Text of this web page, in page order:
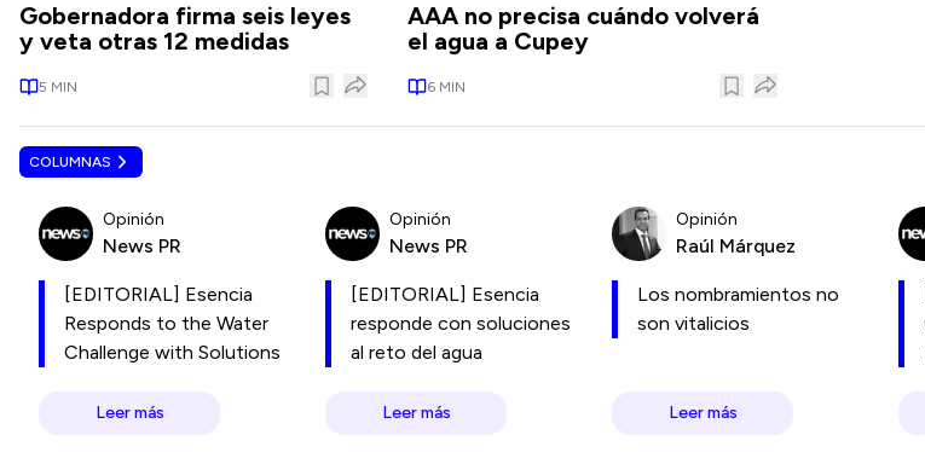
Gobernadora firma seis leyes
y veta otras 12 medidas
5 MIN
AAA no precisa cuándo volverá
el agua a Cupey
6 MIN
COLUMNAS
Opinión
News PR
[EDITORIAL] Esencia
Responds to the Water
Challenge with Solutions
Leer más
Opinión
News PR
[EDITORIAL] Esencia
responde con soluciones
al reto del agua
Leer más
Opinión
Raúl Márquez
Los nombramientos no
son vitalicios
Leer más